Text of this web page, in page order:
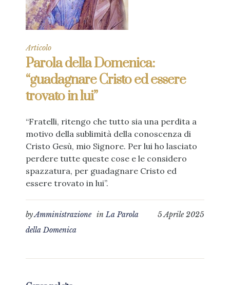
Articolo
Parola della Domenica:
“guadagnare Cristo ed essere
trovato in lui”
“Fratelli, ritengo che tutto sia una perdita a
motivo della sublimità della conoscenza di
Cristo Gesù, mio Signore. Per lui ho lasciato
perdere tutte queste cose e le considero
spazzatura, per guadagnare Cristo ed
essere trovato in lui”.
5 Aprile 2025
byAmministrazione inLa Parola
della Domenica